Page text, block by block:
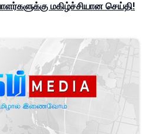
மகிழ்ச்சியான செய்தி!